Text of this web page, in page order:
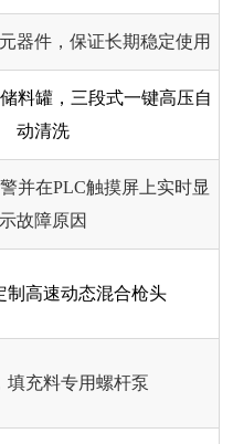
器件，保证长期稳定使用
料罐，三段式一键高压自
动清洗
并在PLC触摸屏上实时显
示故障原因
制高速动态混合枪头
填充料专用螺杆泵